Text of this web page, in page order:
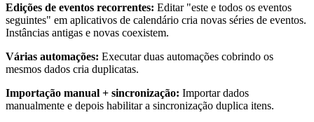
Edições de eventos recorrentes: Editar "este e todos os eventos
seguintes" em aplicativos de calendário cria novas séries de eventos.
Instâncias antigas e novas coexistem.
Várias automações: Executar duas automações cobrindo os
mesmos dados cria duplicatas.
Importação manual + sincronização: Importar dados
manualmente e depois habilitar a sincronização duplica itens.